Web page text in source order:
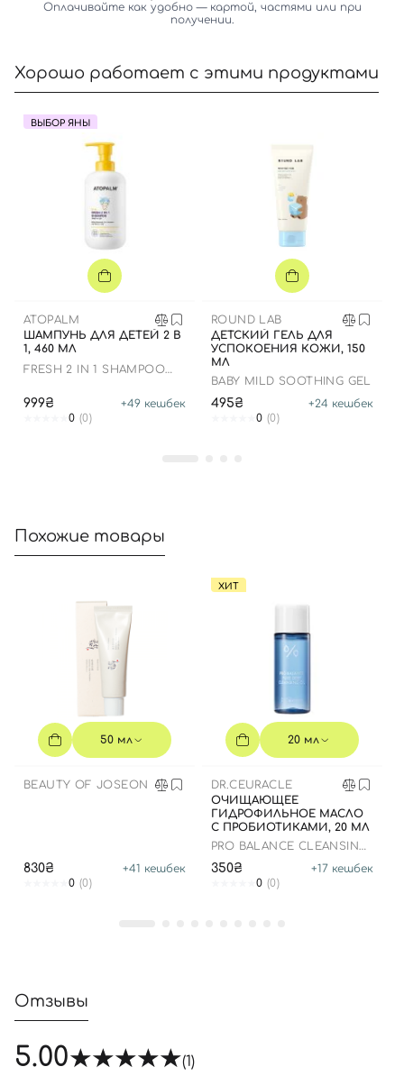
Оплачивайте как удобно — картой, частями или при
получении.
Хорошо работает с этими продуктами
ВЫБОР ЯНЫ
ATOPALM
ШАМПУНЬ ДЛЯ ДЕТЕЙ 2 В
1, 460 МЛ
FRESH 2 IN 1 SHAMPOO
999₴ +49 кешбек
0 (0)
ROUND LAB
ДЕТСКИЙ ГЕЛЬ ДЛЯ
УСПОКОЕНИЯ КОЖИ, 150
МЛ
BABY MILD SOOTHING GEL
495₴ +24 кешбек
0 (0)
Похожие товары
50 мл
BEAUTY OF JOSEON
830₴ +41 кешбек
0 (0)
ХИТ
20 мл
DR.CEURACLE
ОЧИЩАЮЩЕЕ
ГИДРОФИЛЬНОЕ МАСЛО
С ПРОБИОТИКАМИ, 20 МЛ
PRO BALANCE CLEANSING
350₴ +17 кешбек
0 (0)
Отзывы
5.00 (1)
Вход Регистрация
Номер телефона
Отправляя форму для авторизации/регистрации, вы
принимаете условия Пользовательские соглашения
Далее
Войти с помощью e-mail